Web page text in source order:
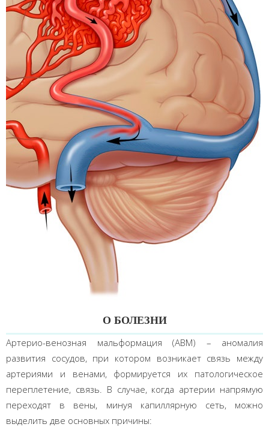
О БОЛЕЗНИ
Артерио-венозная мальформация (АВМ) – аномалия
развития сосудов, при котором возникает связь между
артериями и венами, формируется их патологическое
переплетение, связь. В случае, когда артерии напрямую
переходят в вены, минуя капиллярную сеть, можно
выделить две основных причины: